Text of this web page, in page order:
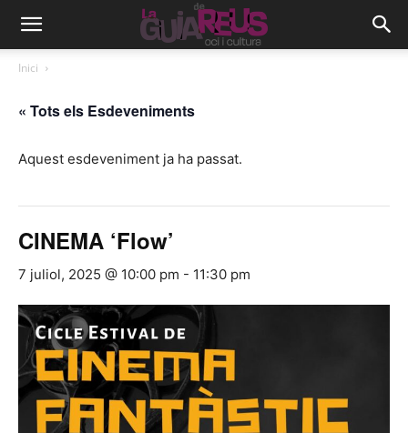
Inici
« Tots els Esdeveniments
Aquest esdeveniment ja ha passat.
CINEMA ‘Flow’
7 juliol, 2025 @ 10:00 pm - 11:30 pm